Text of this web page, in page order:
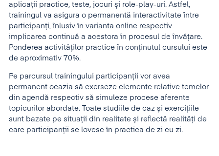
aplicaţii practice, teste, jocuri şi role-play-uri. Astfel,
trainingul va asigura o permanentă interactivitate între
participanţi, înlusiv în varianta online respectiv
implicarea continuă a acestora în procesul de învăţare.
Ponderea activităţilor practice în conţinutul cursului este
de aproximativ 70%.
Pe parcursul trainingului participanţii vor avea
permanent ocazia să exerseze elemente relative temelor
din agendă respectiv să simuleze procese aferente
topicurilor abordate. Toate studiile de caz și exercițiile
sunt bazate pe situații din realitate și reflectă realități de
care participanții se lovesc în practica de zi cu zi.